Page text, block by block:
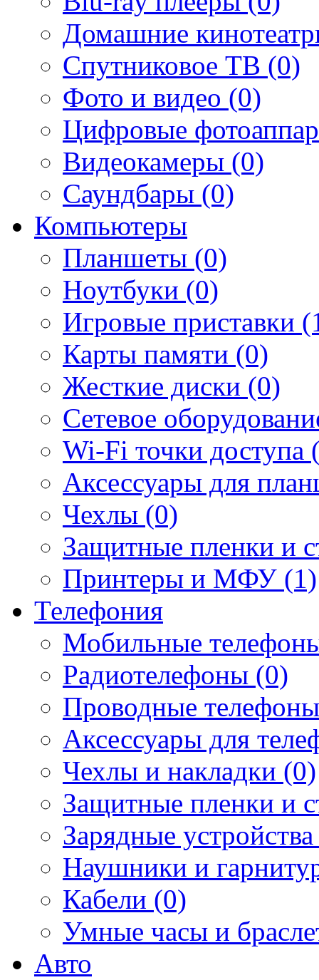
Домашние
Спутниковое ТВ (0)
Фото и видео (0)
Цифровые
Видеокамеры (0)
Саундбары (0)
Компьютеры
Планшеты (0)
Ноутбуки (0)
Игровые приставки
Карты памяти (0)
Жесткие диски (0)
Сетевое
Wi-Fi точки доступа
Аксессуары для
Чехлы (0)
Защитные пленки и
Принтеры и МФУ (1)
Телефония
Мобильные
Радиотелефоны (0)
Проводные
Аксессуары для
Чехлы и накладки (0)
Защитные пленки и
Зарядные
Наушники и
Кабели (0)
Умные часы и
Авто